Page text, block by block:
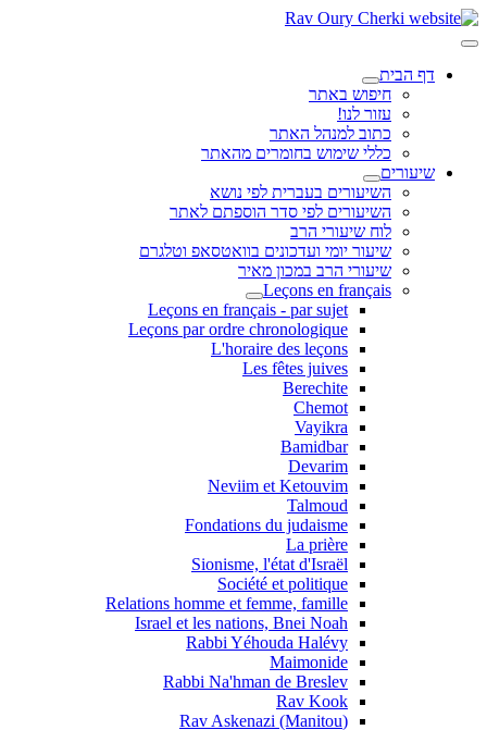
דף הבית
חיפוש באתר
עזור לנו!
כתוב למנהל האתר
כללי שימוש בחומרים מהאתר
שיעורים
השיעורים בעברית לפי נושא
השיעורים לפי סדר הוספתם לאתר
לוח שיעורי הרב
שיעור יומי ועדכונים בוואטסאפ וטלגרם
שיעורי הרב במכון מאיר
Leçons en français
Leçons en français - par sujet
Leçons par ordre chronologique
L'horaire des leçons
Les fêtes juives
Berechite
Chemot
Vayikra
Bamidbar
Devarim
Neviim et Ketouvim
Talmoud
Fondations du judaisme
La prière
Sionisme, l'état d'Israël
Société et politique
Relations homme et femme, famille
Israel et les nations, Bnei Noah
Rabbi Yéhouda Halévy
Maimonide
Rabbi Na'hman de Breslev
Rav Kook
(Rav Askenazi (Manitou